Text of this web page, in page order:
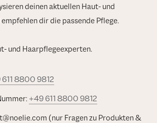
deinen aktuellen Haut- und
dir die passende Pflege.
und Haarpflegeexperten.
8800 9812
+49 611 8800 9812
(nur Fragen zu Produkten &